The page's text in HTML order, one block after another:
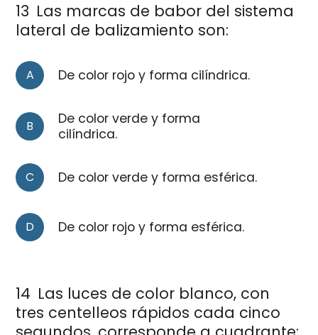
13 Las marcas de babor del sistema
lateral de balizamiento son:
A De color rojo y forma cilíndrica.
B
De color verde y forma
cilíndrica.
C De color verde y forma esférica.
D De color rojo y forma esférica.
14 Las luces de color blanco, con
tres centelleos rápidos cada cinco